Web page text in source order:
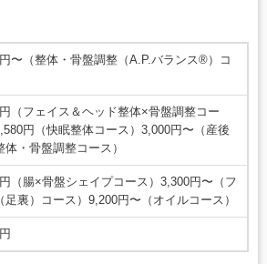
〜（整体・骨盤調整（A.P.バランス®）コ
（フェイス＆ヘッド整体×骨盤調整コー
円（快眠整体コース）3,000円〜（産後
体・骨盤調整コース）
（腸×骨盤シェイプコース）3,300円〜（フ
足裏）コース）9,200円〜（オイルコース）